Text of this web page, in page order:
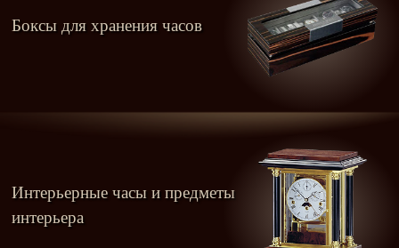
Боксы для хранения часов
Интерьерные часы и предметы
интерьера